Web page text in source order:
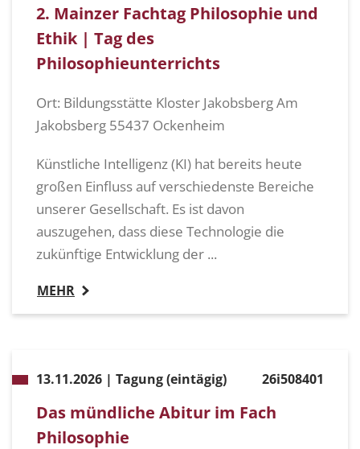
2. Mainzer Fachtag Philosophie und
Ethik | Tag des
Philosophieunterrichts
Ort: Bildungsstätte Kloster Jakobsberg Am
Jakobsberg 55437 Ockenheim
Künstliche Intelligenz (KI) hat bereits heute
großen Einfluss auf verschiedenste Bereiche
unserer Gesellschaft. Es ist davon
auszugehen, dass diese Technologie die
zukünftige Entwicklung der ...
MEHR
13.11.2026 | Tagung (eintägig) 26i508401
Das mündliche Abitur im Fach
Philosophie